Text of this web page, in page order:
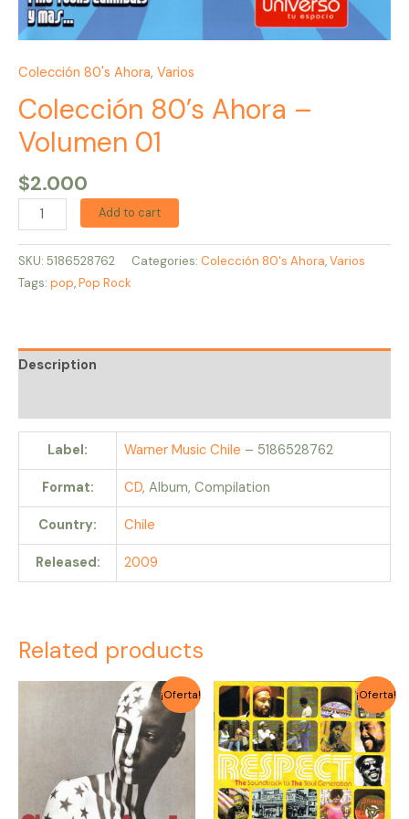
Colección 80's Ahora, Varios
Colección 80’s Ahora –
Volumen 01
$2.000
Add to cart
SKU: 5186528762 Categories: Colección 80's Ahora,Varios
Tags: pop,Pop Rock
Description
Label: Warner Music Chile – 5186528762
Format: CD, Album, Compilation
Country: Chile
Released: 2009
Related products
¡Oferta!
$4.000.
Current
price
is:
$3.500.
¡Oferta!
Original
price
was:
$4.000.
Current
price
is:
$3.500.